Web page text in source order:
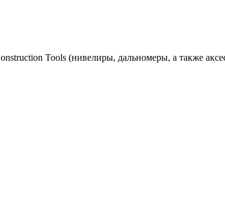
Tools (нивелиры, дальномеры, а также